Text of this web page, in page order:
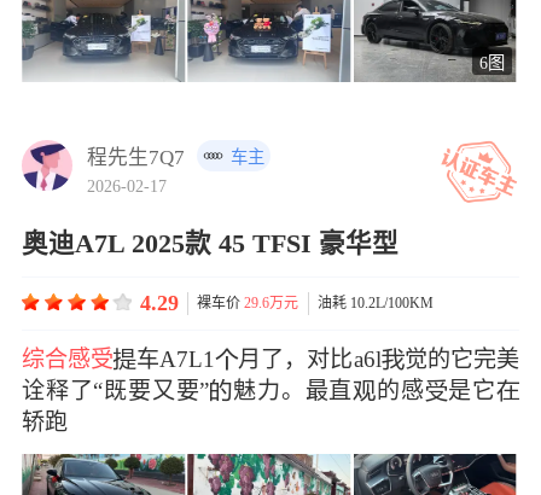
6图
程先生7Q7
车主
2026-02-17
奥迪A7L 2025款 45 TFSI 豪华型
4.29 裸车价29.6万元 油耗 10.2L/100KM
综合感受车A7L1月了，对比a6l觉的它完美
诠释了“既要又要”魅力。最直的感是它
轿跑